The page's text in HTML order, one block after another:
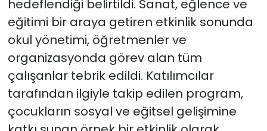
hedeflendiği belirtildi. Sanat, eğlence ve
eğitimi bir araya getiren etkinlik sonunda
okul yönetimi, öğretmenler ve
organizasyonda görev alan tüm
çalışanlar tebrik edildi. Katılımcılar
tarafından ilgiyle takip edilen program,
çocukların sosyal ve eğitsel gelişimine